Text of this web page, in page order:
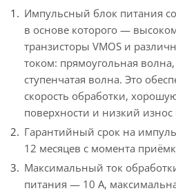
Импульсный блок питания
в основе которого —
транзисторы VMOS и
током: прямоугольная
ступенчатая волна. Это
скорость обработки,
поверхности и низкий
Гарантийный срок на
12 месяцев с момента
Максимальный ток
питания — 10 А,